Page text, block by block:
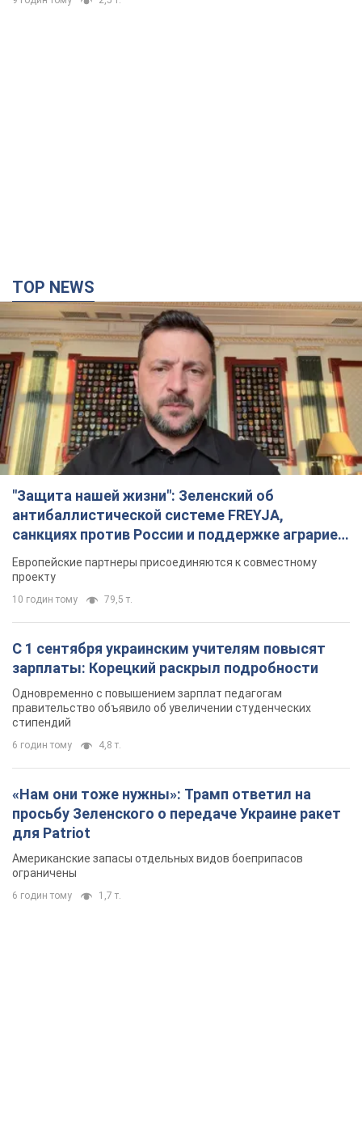
TOP NEWS
"Защита нашей жизни": Зеленский об
антибаллистической системе FREYJA,
санкциях против России и поддержке аграриев.
Видео
Европейские партнеры присоединяются к совместному
проекту
10 годин тому 79,5 т.
С 1 сентября украинским учителям повысят
зарплаты: Корецкий раскрыл подробности
Одновременно с повышением зарплат педагогам
правительство объявило об увеличении студенческих
стипендий
6 годин тому 4,8 т.
«Нам они тоже нужны»: Трамп ответил на
просьбу Зеленского о передаче Украине ракет
для Patriot
Американские запасы отдельных видов боеприпасов
ограничены
6 годин тому 1,7 т.